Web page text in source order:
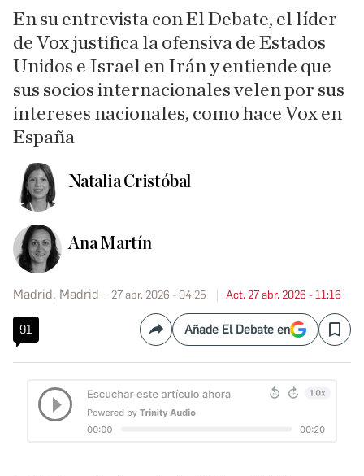
En su entrevista con El Debate, el líder
de Vox justifica la ofensiva de Estados
Unidos e Israel en Irán y entiende que
sus socios internacionales velen por sus
intereses nacionales, como hace Vox en
España
Natalia Cristóbal
Ana Martín
Madrid, Madrid 27 abr. 2026 - 04:25 Act. 27 abr. 2026 - 11:16
91 CompartirAñade El Debate en Save